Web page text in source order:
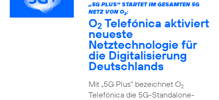
„5G PLUS“ STARTET IM GESAMTEN 5G
NETZ VON O2:
O2 Telefónica aktiviert
neueste
Netztechnologie für
die Digitalisierung
Deutschlands
Mit „5G Plus“ bezeichnet O2
Telefónica die 5G-Standalone-